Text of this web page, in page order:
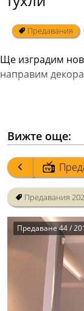
Предавания
Ще изградим
направим
Вижте още:
Предавания
Предаване 44 /